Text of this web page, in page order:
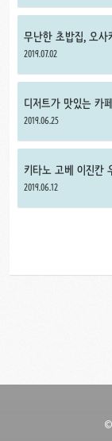
무난한 초밥집, 오사
2019.07.02
디저트가 맛있는 카
2019.06.25
키타노 고베 이진칸
うろこの家
2019.06.12
©